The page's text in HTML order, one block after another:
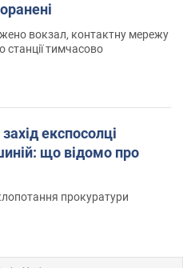
вокзал, контактну мережу
станції тимчасово
прокуратури